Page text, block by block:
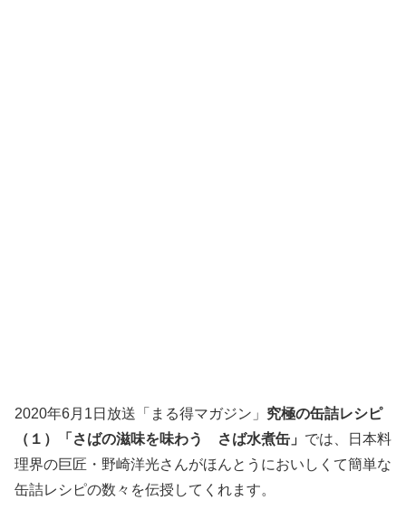
2020年6月1日放送「まる得マガジン」 究極の缶詰レシピ
（１）「さばの滋味を味わう さば水煮缶」 では、日本料
理界の巨匠・野崎洋光さんがほんとうにおいしくて簡単な
缶詰レシピの数々を伝授してくれます。